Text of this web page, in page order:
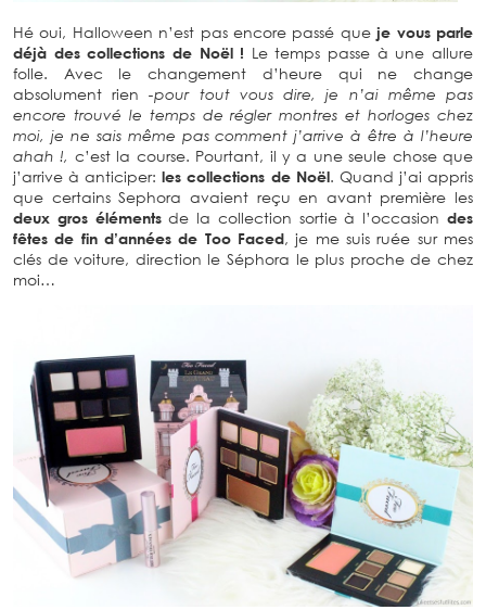
Hé oui, Halloween n’est pas encore passé queje vous parle
déjà des collections de Noël ! Le temps passe à une allure
folle. Avec le changement d’heure qui ne change
absolument rien-pour tout vous dire, je n’ai même pas
encore trouvé le temps de régler montres et horloges chez
moi, je ne sais même pas comment j’arrive à être à l’heure
ahah !, c’est la course. Pourtant, il y a une seule chose que
j’arrive à anticiper:les collections de Noël. Quand j’ai appris
que certains Sephora avaient reçu en avant première les
deux gros élémentsde la collection sortie à l’occasiondes
fêtes de fin d’années de Too Faced, je me suis ruée sur mes
clés de voiture, direction le Séphora le plus proche de chez
moi…